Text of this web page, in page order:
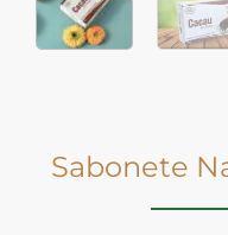
Sabonete